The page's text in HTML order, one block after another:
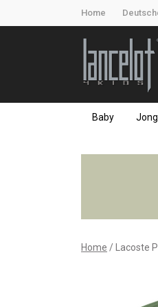
Home
Baby
Lacoste
Lancelot
Home Lacoste